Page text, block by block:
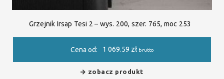
Grzejnik Irsap Tesi 2 – wys. 200, szer. 765, moc 253
Cena od: 1 069.59 zł brutto
zobacz produkt